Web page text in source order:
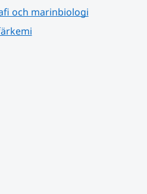
och marinbiologi